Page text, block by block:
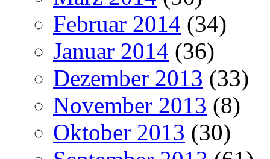
Februar 2014 (34)
Januar 2014 (36)
Dezember 2013 (33)
November 2013 (8)
Oktober 2013 (30)